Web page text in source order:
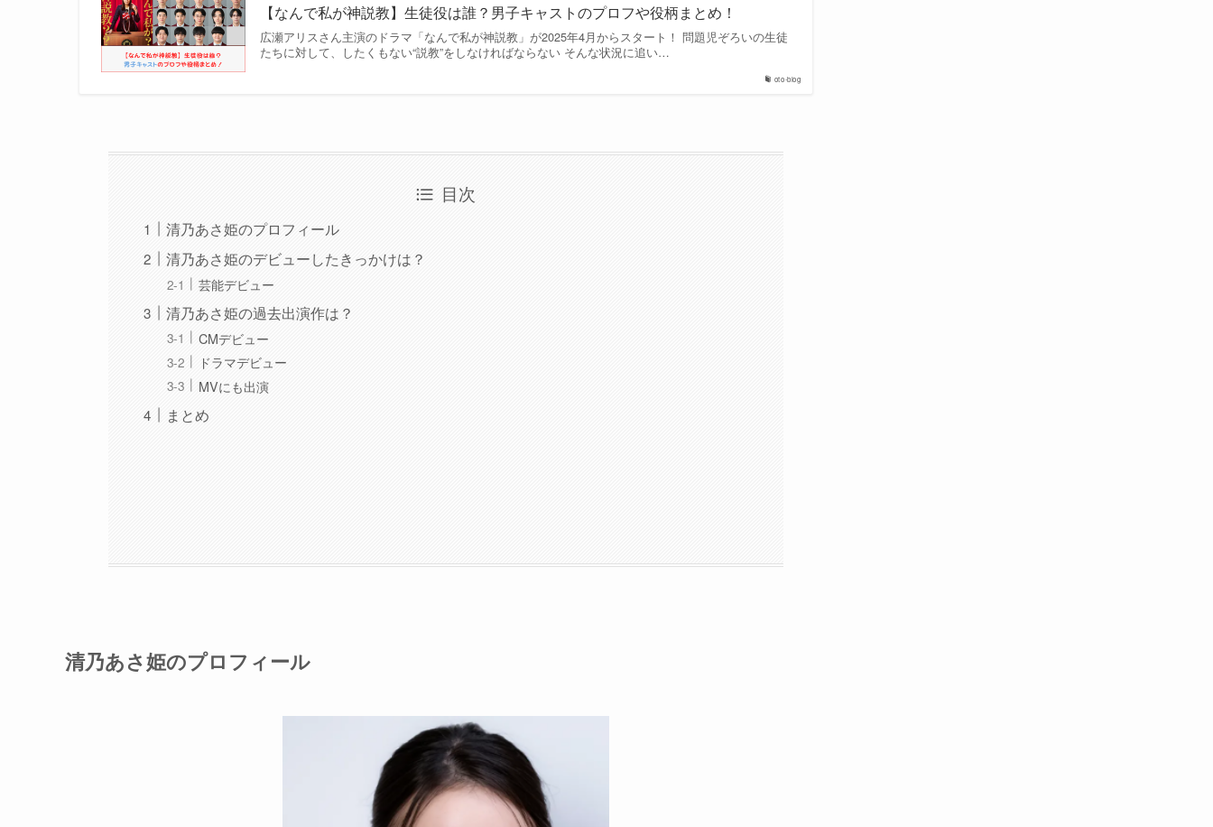
oto-blog
【なんで私が神説教】生徒役は誰？男子キャストのプロフや役柄まとめ！
広瀬アリスさん主演のドラマ「なんで私が神説教」が2025年4月からスタート！ 問題児ぞろいの生徒
たちに対して、したくもない“説教”をしなければならない そんな状況に追い…
目次
清乃あさ姫のプロフィール
清乃あさ姫のデビューしたきっかけは？
芸能デビュー
清乃あさ姫の過去出演作は？
CMデビュー
ドラマデビュー
MVにも出演
まとめ
清乃あさ姫のプロフィール